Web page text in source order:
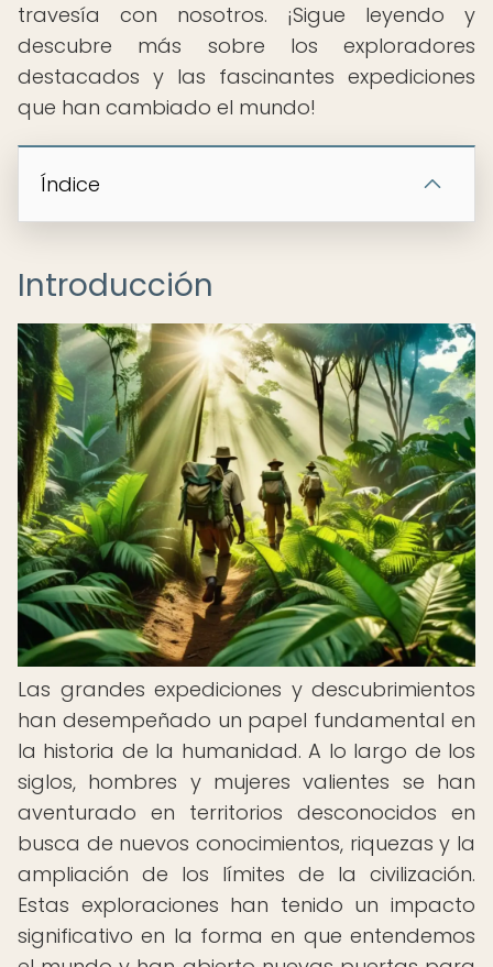
travesía con nosotros. ¡Sigue leyendo y
descubre más sobre los exploradores
destacados y las fascinantes expediciones
que han cambiado el mundo!
Índice
Introducción
Las grandes expediciones y descubrimientos
han desempeñado un papel fundamental en
la historia de la humanidad. A lo largo de los
siglos, hombres y mujeres valientes se han
aventurado en territorios desconocidos en
busca de nuevos conocimientos, riquezas y la
ampliación de los límites de la civilización.
Estas exploraciones han tenido un impacto
significativo en la forma en que entendemos